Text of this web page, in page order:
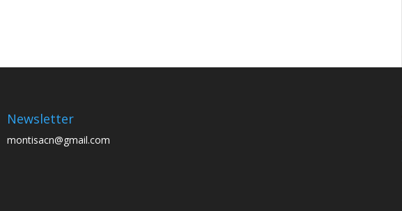
Newsletter
montisacn@gmail.com